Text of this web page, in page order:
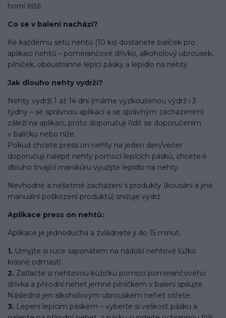
horní liště.
Co se v balení nachází?
Ke každému setu nehtů (10 ks) dostanete balíček pro
aplikaci nehtů – pomerančové dřívko, alkoholový ubrousek,
pilníček, oboustranné lepící pásky a lepidlo na nehty
Jak dlouho nehty vydrží?
Nehty vydrží 1 až 14 dní (máme vyzkoušenou výdrž i 3
týdny – se správnou aplikací a se správným zacházením)
záleží na aplikaci, proto doporučuji řídit se doporučením
v balíčku nebo níže.
Pokud chcete press on nehty na jeden den/večer
doporučuji nalepit nehty pomocí lepících pásků, chcete-li
dlouho trvající manikúru využijte lepidlo na nehty.
Nevhodné a nešetrné zacházení s produkty (kousání a jiné
manuální poškození produktů) snižuje výdrž
Aplikace press on nehtů:
Aplikace je jednoduchá a zvládnete ji do 15 minut.
1. Umyjte si ruce saponátem na nádobí nehtové lůžko
krásně odmastí.
2. Zatlačte si nehtovou kůžičku pomocí pomerančového
dřívka a přírodní nehet jemně pilníčkem v balení spilujte.
Následně jen alkoholovým ubrouskem nehet otřete.
3. Lepení lepícím páskem – vyberte si velikost pásku a